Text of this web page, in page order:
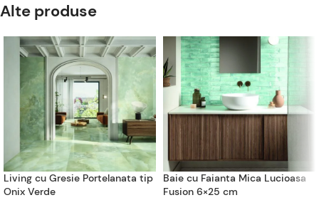
Alte produse
Living cu Gresie Portelanata tip
Onix Verde
Baie cu Faianta Mica Lucioasa
Fusion 6×25 cm